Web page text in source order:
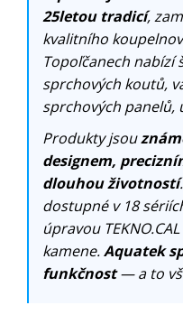
25letou tradicí,
kvalitního
Topoľčanech nabízí
sprchových koutů,
sprchových panelů,
Produkty jsou
designem,
dlouhou životností
dostupné v 18
úpravou
kamene.Aquatek
funkčnost— a to